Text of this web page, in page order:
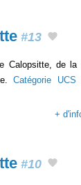
#13
Calopsitte, de
Catégorie UCS
+
#10